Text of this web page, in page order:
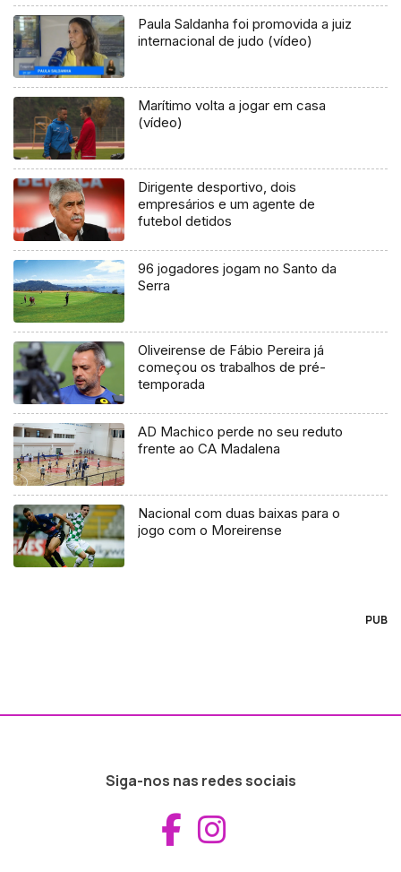
Paula Saldanha foi promovida a juiz
internacional de judo (vídeo)
Marítimo volta a jogar em casa
(vídeo)
Dirigente desportivo, dois
empresários e um agente de
futebol detidos
96 jogadores jogam no Santo da
Serra
Oliveirense de Fábio Pereira já
começou os trabalhos de pré-
temporada
AD Machico perde no seu reduto
frente ao CA Madalena
Nacional com duas baixas para o
jogo com o Moreirense
PUB
Siga-nos nas redes sociais
Aceder ao